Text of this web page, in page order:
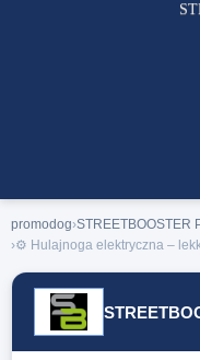
promodog›STREETBOOSTER
›⚙️ Hulajnoga elektryczna –